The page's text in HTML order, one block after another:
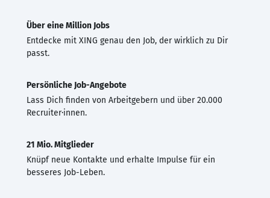
Über eine Million Jobs
Entdecke mit XING genau den Job, der wirklich zu Dir
passt.
Persönliche Job-Angebote
Lass Dich finden von Arbeitgebern und über 20.000
Recruiter·innen.
21 Mio. Mitglieder
Knüpf neue Kontakte und erhalte Impulse für ein
besseres Job-Leben.